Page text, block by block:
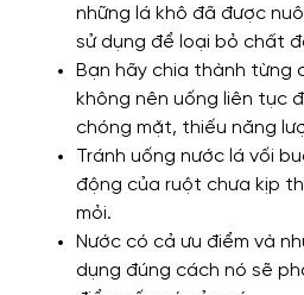
những lá khô đã được
sử dụng để loại bỏ chất
Bạn hãy chia thành từng
không nên uống liên tục
chóng mặt, thiếu năng
Tránh uống nước lá vối
động của ruột chưa kịp
mỏi.
Nước có cả ưu điểm và
dụng đúng cách nó sẽ